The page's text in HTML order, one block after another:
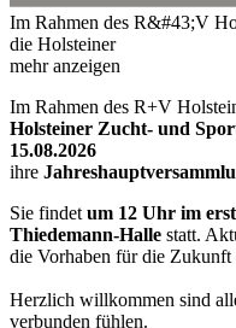
Im Rahmen des R&#43;V
die Holsteiner
mehr anzeigen
Im Rahmen des R+V
Holsteiner Zucht- und
15.08.2026
ihre
Sie findet um 12 Uhr im
Thiedemann-Halle statt.
die Vorhaben für die Zukunft
Herzlich willkommen sind
verbunden fühlen.